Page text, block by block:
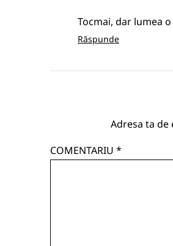
Tocmai, dar lumea
Răspunde
Adresa ta de
COMENTARIU *